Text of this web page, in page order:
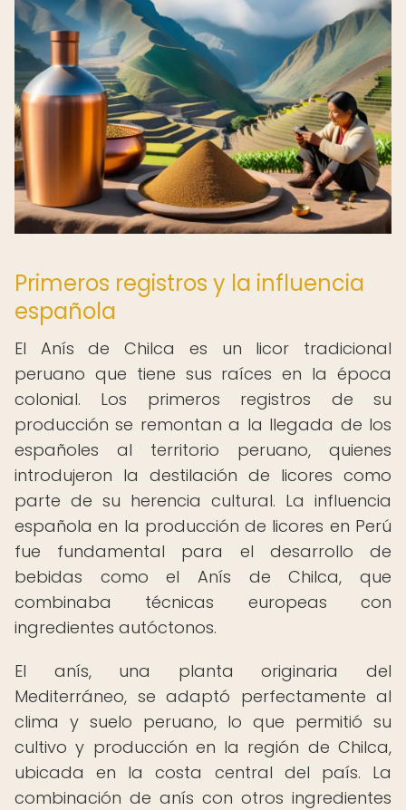
Primeros registros y la influencia
española
El Anís de Chilca es un licor tradicional
peruano que tiene sus raíces en la época
colonial. Los primeros registros de su
producción se remontan a la llegada de los
españoles al territorio peruano, quienes
introdujeron la destilación de licores como
parte de su herencia cultural. La influencia
española en la producción de licores en Perú
fue fundamental para el desarrollo de
bebidas como el Anís de Chilca, que
combinaba técnicas europeas con
ingredientes autóctonos.
El anís, una planta originaria del
Mediterráneo, se adaptó perfectamente al
clima y suelo peruano, lo que permitió su
cultivo y producción en la región de Chilca,
ubicada en la costa central del país. La
combinación de anís con otros ingredientes